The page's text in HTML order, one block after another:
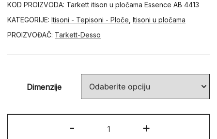
KOD PROIZVODA: Tarkett itison u pločama Essence AB 4413
KATEGORIJE: Itisoni - Tepisoni - Ploče Itisoni u pločama
PROIZVOĐAČ: Tarkett-Desso
Dimenzije
-
AB
+